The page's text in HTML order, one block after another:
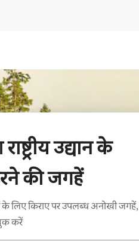
उद्यान के
की जगहें
के लिए किराए पर उपलब्ध अनोखी जगहें,
करें